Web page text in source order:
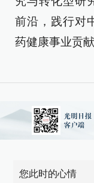
前沿，践行对
药健康事业贡
您此时的心情